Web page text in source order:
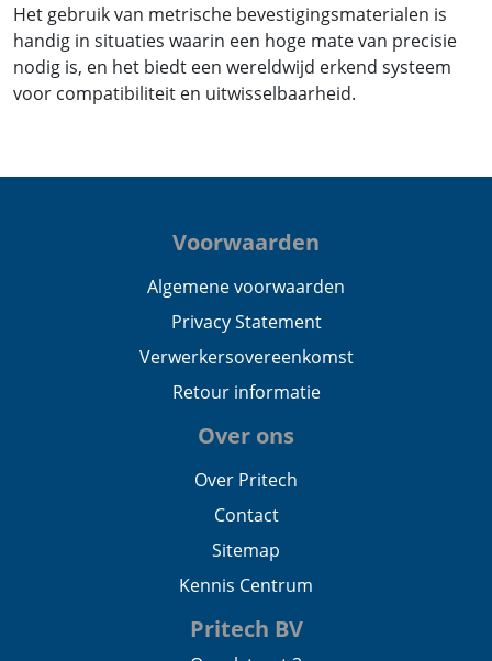
Het gebruik van metrische bevestigingsmaterialen is
handig in situaties waarin een hoge mate van precisie
nodig is, en het biedt een wereldwijd erkend systeem
voor compatibiliteit en uitwisselbaarheid.
Voorwaarden
Algemene voorwaarden
Privacy Statement
Verwerkersovereenkomst
Retour informatie
Over ons
Over Pritech
Contact
Sitemap
Kennis Centrum
Pritech BV